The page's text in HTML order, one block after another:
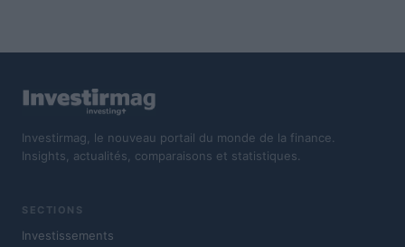
Investirmag, le nouveau portail du monde de la finance.
Insights, actualités, comparaisons et statistiques.
SECTIONS
Investissements